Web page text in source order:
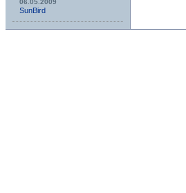
06.05.2009
SunBird